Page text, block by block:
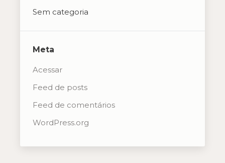
Sem categoria
Meta
Acessar
Feed de posts
Feed de comentários
WordPress.org